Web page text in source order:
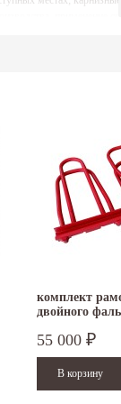
применение
комплект
двойного
55 000 ₽